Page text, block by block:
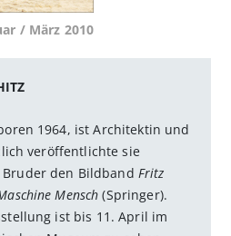
/ März 2010
1964, ist Architektin und
veröffentlichte sie
den Bildband Fritz
Mensch (Springer).
ist bis 11. April im